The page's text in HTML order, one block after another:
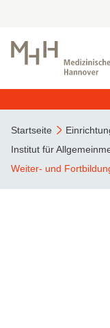
Startseite
Institut für
Weiter- und